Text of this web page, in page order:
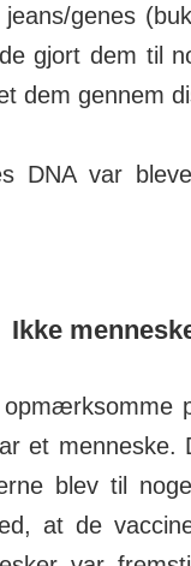
­genes
gjort dem til
dem gennem
DNA var
Ikke
et men­neske.
blev til
at de